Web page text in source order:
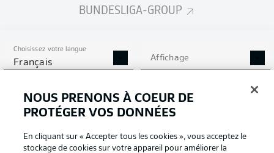
BUNDESLIGA-GROUP
Choisissez votre langue
Français Affichage
Connexion
NOUS PRENONS À COEUR DE
PROTÉGER VOS DONNÉES
En cliquant sur « Accepter tous les cookies », vous acceptez le
stockage de cookies sur votre appareil pour améliorer la